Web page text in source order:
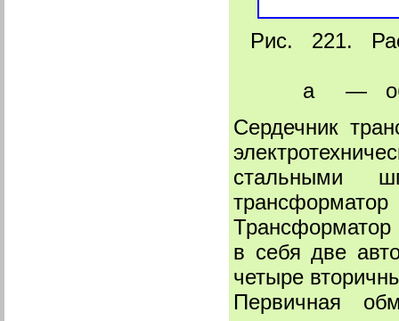
Рис. 221.
а —
Сердечник
стальными
трансформатор
в себя две
четыре
Первичная